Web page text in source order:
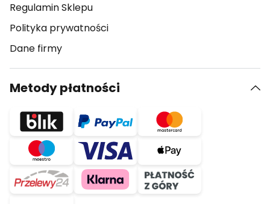
Regulamin Sklepu
Polityka prywatności
Dane firmy
Metody płatności